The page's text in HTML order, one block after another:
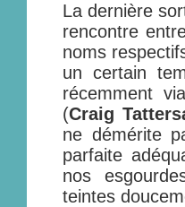
La dernière
rencontre
noms
un certain
récemment
(Craig
ne démérite
parfaite
nos
teintes